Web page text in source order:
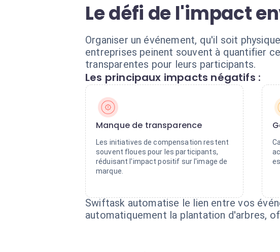
Le défi de l'impact
Organiser un événement, qu'il soit
entreprises peinent souvent à quantifier
transparentes pour leurs participants.
Les principaux impacts négatifs :
Manque de transparence
Les initiatives de compensation restent
souvent floues pour les participants,
réduisant l'impact positif sur l'image de
marque.
Swiftask automatise le lien entre vos
automatiquement la plantation d'arbres,